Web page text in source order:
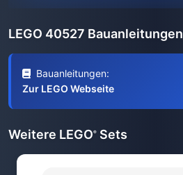
LEGO 40527 Bauanleitungen
Bauanleitungen:
Zur LEGO Webseite
Weitere LEGO® Sets